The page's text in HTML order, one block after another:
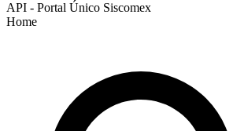
API - Portal Único Siscomex
Home